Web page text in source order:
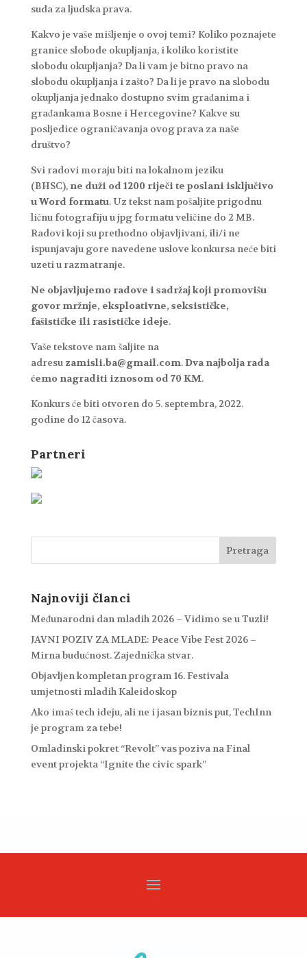
suda za ljudska prava.
Kakvo je vaše mišljenje o ovoj temi? Koliko poznajete
granice slobode okupljanja, i koliko koristite
slobodu okupljanja? Da li vam je bitno pravo na
slobodu okupljanja i zašto? Da li je pravo na slobodu
okupljanja jednako dostupno svim građanima i
građankama Bosne i Hercegovine? Kakve su
posljedice ograničavanja ovog prava za naše
društvo?
Svi radovi moraju biti na lokalnom jeziku
(BHSC), ne duži od 1200 riječi te poslani isključivo
u Word formatu. Uz tekst nam pošaljite prigodnu
ličnu fotografiju u jpg formatu veličine do 2 MB.
Radovi koji su prethodno objavljivani, ili/i ne
ispunjavaju gore navedene uslove konkursa neće biti
uzeti u razmatranje.
Ne objavljujemo radove i sadržaj koji promovišu
govor mržnje, eksploativne, seksističke,
fašističke ili rasističke ideje.
Vaše tekstove nam šaljite na
adresu zamisli.ba@gmail.com.Dva najbolja rada
ćemo nagraditi iznosom od 70 KM.
Konkurs će biti otvoren do 5. septembra, 2022.
godine do 12 časova.
Partneri
Najnoviji članci
Međunarodni dan mladih 2026 – Vidimo se u Tuzli!
JAVNI POZIV ZA MLADE: Peace Vibe Fest 2026 –
Mirna budućnost. Zajednička stvar.
Objavljen kompletan program 16. Festivala
umjetnosti mladih Kaleidoskop
Ako imaš tech ideju, ali ne i jasan biznis put, TechInn
je program za tebe!
Omladinski pokret “Revolt” vas poziva na Final
event projekta “Ignite the civic spark”